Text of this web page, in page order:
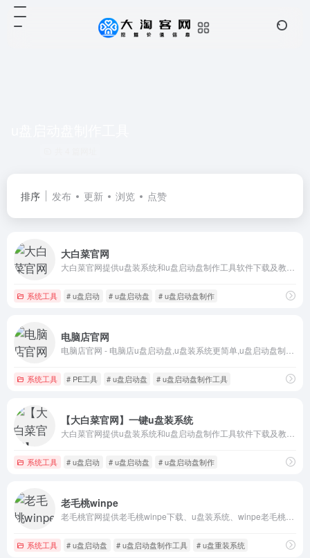
排序 发布 更新 浏览 点赞
大白菜官网
系统工具 # u盘启动 # u盘启动盘 # u盘启动盘制作
电脑店官网
系统工具 # PE工具 # u盘启动盘 # u盘启动盘制作工具
【大白菜官网】一键u盘装系统
系统工具 # u盘启动 # u盘启动盘 # u盘启动盘制作
老毛桃winpe
系统工具 # u盘启动盘 # u盘启动盘制作工具 # u盘重装系统